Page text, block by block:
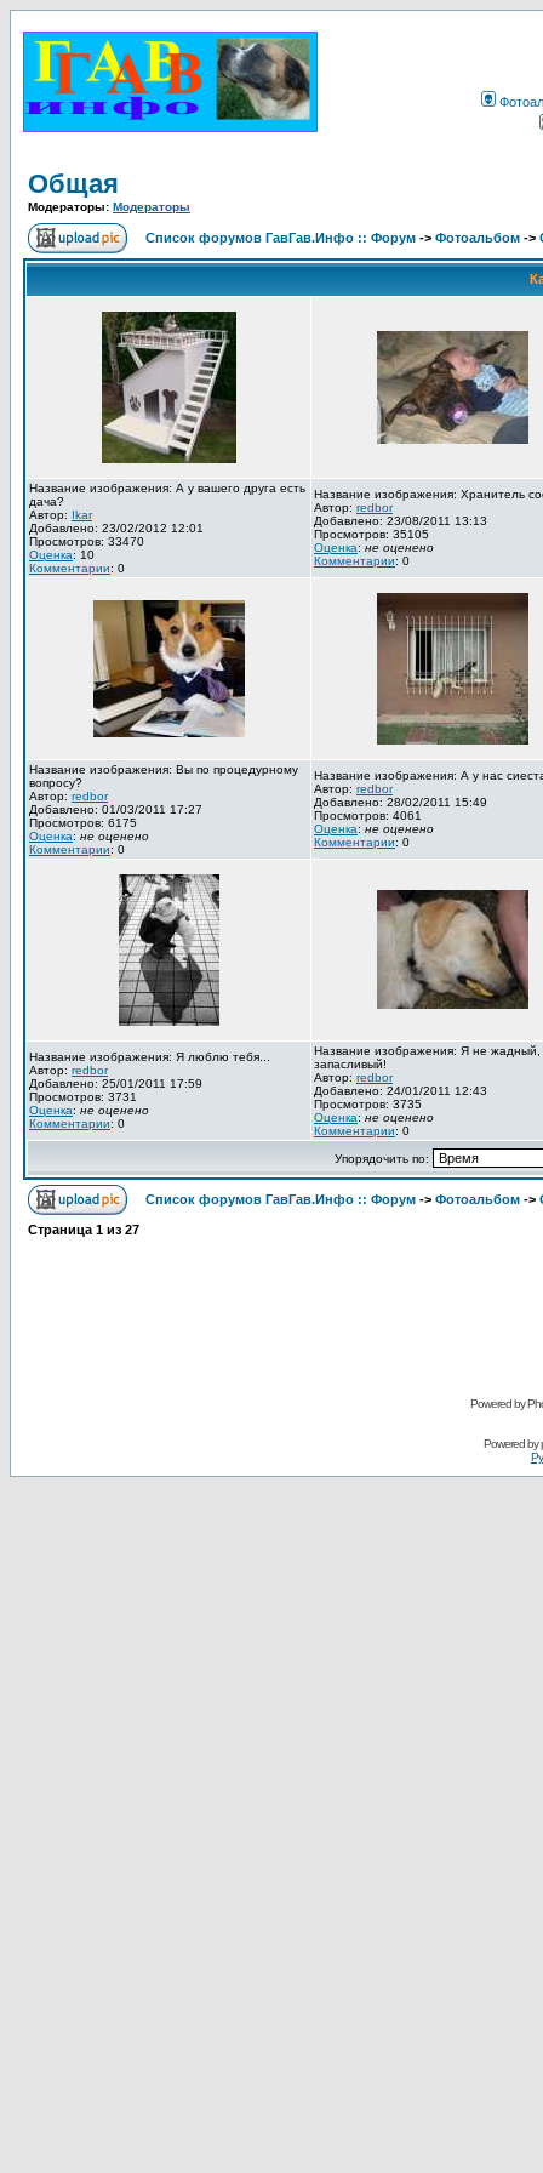
Общая
Модераторы: Модераторы
Список форумов ГавГав.Инфо :: Форум -> Фотоальбом ->
Название изображения: А у вашего друга есть
дача?
Автор: Ikar
Добавлено: 23/02/2012 12:01
Просмотров: 33470
Оценка: 10
Комментарии: 0
Название изображения: Хранитель
Автор: redbor
Добавлено: 23/08/2011 13:13
Просмотров: 35105
Оценка: не оценено
Комментарии: 0
Название изображения: Вы по процедурному
вопросу?
Автор: redbor
Добавлено: 01/03/2011 17:27
Просмотров: 6175
Оценка: не оценено
Комментарии: 0
Название изображения: А у нас
Автор: redbor
Добавлено: 28/02/2011 15:49
Просмотров: 4061
Оценка: не оценено
Комментарии: 0
Название изображения: Я люблю тебя...
Автор: redbor
Добавлено: 25/01/2011 17:59
Просмотров: 3731
Оценка: не оценено
Комментарии: 0
Название изображения: Я не жадный,
запасливый!
Автор: redbor
Добавлено: 24/01/2011 12:43
Просмотров: 3735
Оценка: не оценено
Комментарии: 0
Упорядочить по:
Список форумов ГавГав.Инфо :: Форум -> Фотоальбом ->
Страница 1 из 27
Powered by
Powered by